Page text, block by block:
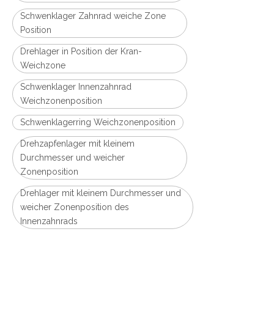
Schwenklager Zahnrad weiche Zone
Position
Drehlager in Position der Kran-
Weichzone
Schwenklager Innenzahnrad
Weichzonenposition
Schwenklagerring Weichzonenposition
Drehzapfenlager mit kleinem
Durchmesser und weicher
Zonenposition
Drehlager mit kleinem Durchmesser und
weicher Zonenposition des
Innenzahnrads